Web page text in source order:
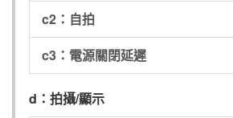
c2：自拍
c3：電源關閉延遲
d：拍攝/顯示